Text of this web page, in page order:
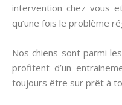
intervention chez vous
qu’une fois le problème
Nos chiens sont parmi
profitent d’un
toujours être sur prêt à